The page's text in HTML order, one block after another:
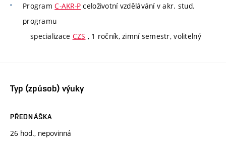
ProgramC-AKR-P celoživotní vzdělávání v akr. stud.
programu
specializace CZS , 1 ročník, zimní semestr, volitelný
Typ (způsob) výuky
PŘEDNÁŠKA
26 hod., nepovinná